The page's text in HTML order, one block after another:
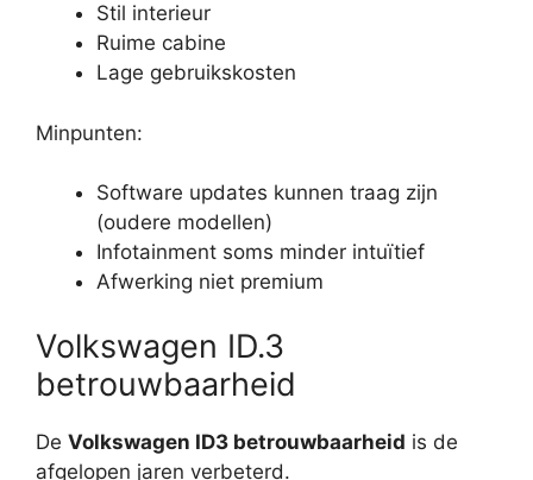
Stil interieur
Ruime cabine
Lage gebruikskosten
Minpunten:
Software updates kunnen traag zijn
(oudere modellen)
Infotainment soms minder intuïtief
Afwerking niet premium
Volkswagen ID.3
betrouwbaarheid
De Volkswagen ID3 betrouwbaarheid is de
afgelopen jaren verbeterd.